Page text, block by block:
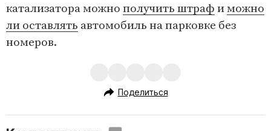
катализатора можно получить штраф иможно
ли оставлять автомобиль на парковке без
номеров.
Поделиться